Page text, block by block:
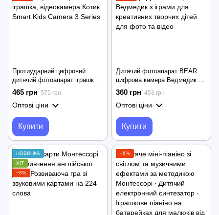
Протиударний цифровий
дитячий фотоапарат іграшка,
відеокамера Котик Smart Kids
Camera 3 Series
465 грн 575 грн
Оптові ціни
Купити
Дитячий фотоапарат BEAR
цифрова камера Ведмедик з
іграми для креативних
творчих дітей для фото та
відео
360 грн 453 грн
Оптові ціни
Купити
НОВИНКА
ХІТ
−8%
−6%